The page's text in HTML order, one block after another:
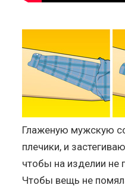
Глаженую мужскую
плечики, и
чтобы на изделии не
Чтобы вещь не